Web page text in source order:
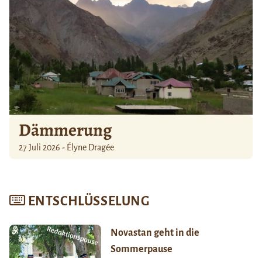
Dämmerung
27 Juli 2026 - Élyne Dragée
ENTSCHLÜSSELUNG
Novastan geht in die
Sommerpause